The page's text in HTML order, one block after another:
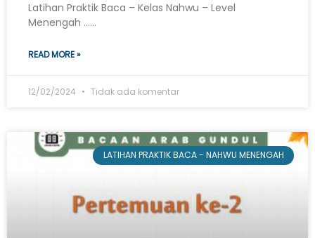
Latihan Praktik Baca – Kelas Nahwu – Level
Menengah ……
READ MORE »
12/02/2024 Tidak ada komentar
LATIHAN PRAKTIK BACA - NAHWU MENENGAH